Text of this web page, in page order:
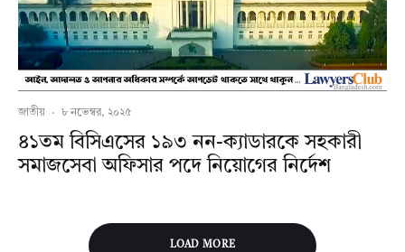
জাতীয় · ৮ নভেম্বর, ২০২৫
৪১তম বিসিএসের ১৯৩ নন-ক্যাডারকে সহকারী
সমাজসেবা অফিসার পদে নিয়োগের নির্দেশ
LOAD MORE